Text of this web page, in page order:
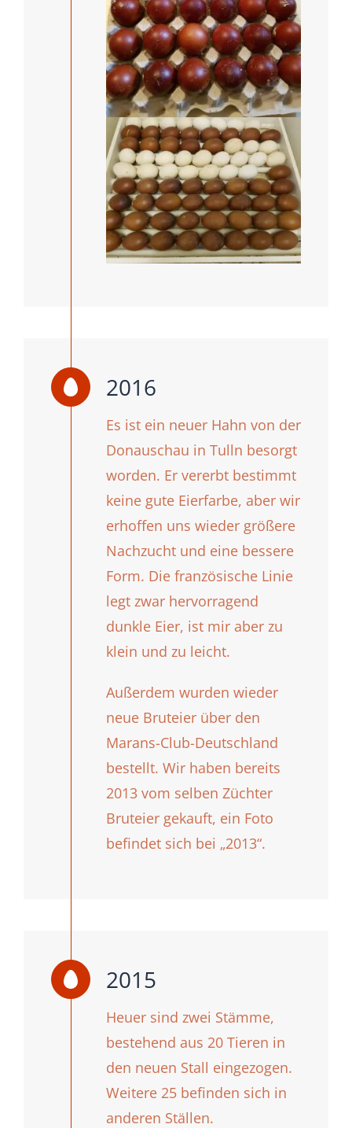
2016
Es ist ein neuer Hahn von der
Donauschau in Tulln besorgt
worden. Er vererbt bestimmt
keine gute Eierfarbe, aber wir
erhoffen uns wieder größere
Nachzucht und eine bessere
Form. Die französische Linie
legt zwar hervorragend
dunkle Eier, ist mir aber zu
klein und zu leicht.
Außerdem wurden wieder
neue Bruteier über den
Marans-Club-Deutschland
bestellt. Wir haben bereits
2013 vom selben Züchter
Bruteier gekauft, ein Foto
befindet sich bei „2013“.
2015
Heuer sind zwei Stämme,
bestehend aus 20 Tieren in
den neuen Stall eingezogen.
Weitere 25 befinden sich in
anderen Ställen.